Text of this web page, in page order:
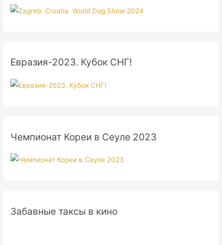
Евразия-2023. Кубок СНГ!
Чемпионат Кореи в Сеуле 2023
Забавные таксы в кино